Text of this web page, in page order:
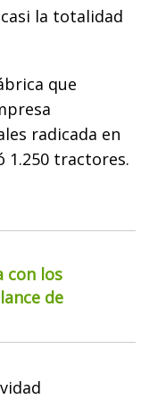
la totalidad
que
radicada en
1.250 tractores.
con los
de